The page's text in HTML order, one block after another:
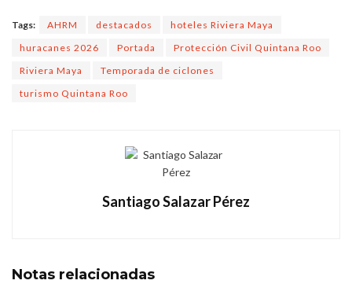
Tags: AHRM destacados
hoteles Riviera Maya
huracanes 2026
Portada
Protección Civil Quintana Roo
Riviera Maya
Temporada de ciclones
turismo Quintana Roo
Santiago Salazar Pérez
Notas relacionadas